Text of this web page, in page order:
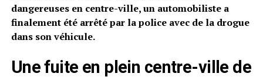
dangereuses en centre-ville, un automobiliste a
finalement été arrêté par la police avec de la drogue
dans son véhicule.
Une fuite en plein centre-ville de